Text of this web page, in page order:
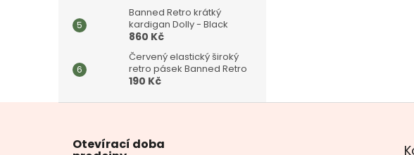
Banned Retro krátký
kardigan Dolly - Black
860 Kč
Červený elastický široký
retro pásek Banned Retro
190 Kč
Otevírací doba